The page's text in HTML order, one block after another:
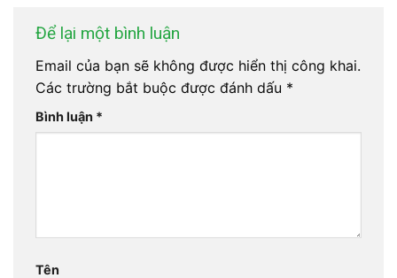
Để lại một bình luận
Email của bạn sẽ không được hiển thị công khai.
Các trường bắt buộc được đánh dấu *
Bình luận *
Tên